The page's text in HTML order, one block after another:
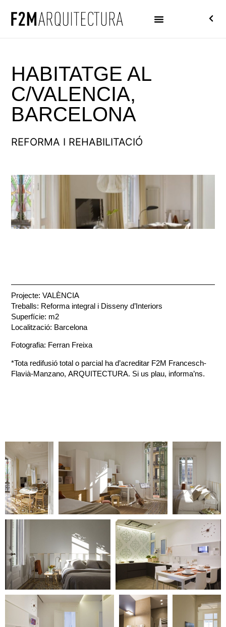
HABITATGE AL
C/VALENCIA,
BARCELONA
REFORMA I REHABILITACIÓ
Projecte: VALÈNCIA
Treballs: Reforma integral i Disseny d’Interiors
Superfície: m2
Localització: Barcelona
Fotografia: Ferran Freixa
*Tota redifusió total o parcial ha d’acreditar F2M Francesch-
Flavià-Manzano, ARQUITECTURA. Si us plau, informa’ns.